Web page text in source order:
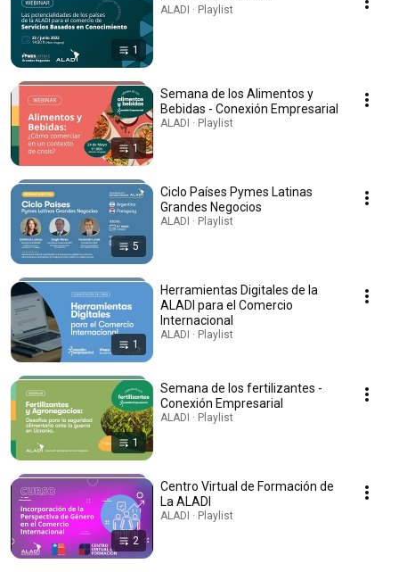
1
ALADI · Playlist
1
Semana de los Alimentos y
Bebidas - Conexión Empresarial
ALADI · Playlist
5
Ciclo Países Pymes Latinas
Grandes Negocios
ALADI · Playlist
1
Herramientas Digitales de la
ALADI para el Comercio
Internacional
ALADI · Playlist
1
Semana de los fertilizantes -
Conexión Empresarial
ALADI · Playlist
2
Centro Virtual de Formación de
La ALADI
ALADI · Playlist